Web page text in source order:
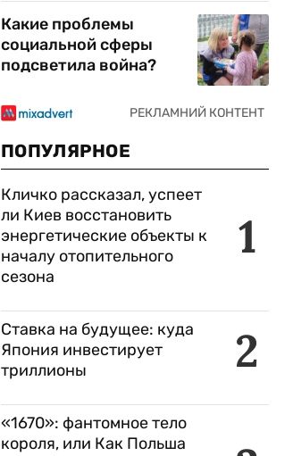
Какие проблемы
социальной сферы
подсветила война?
ПОПУЛЯРНОЕ
1
Кличко рассказал, успеет
ли Киев восстановить
энергетические объекты к
началу отопительного
сезона
2
Ставка на будущее: куда
Япония инвестирует
триллионы
«1670»: фантомное тело
короля, или Как Польша